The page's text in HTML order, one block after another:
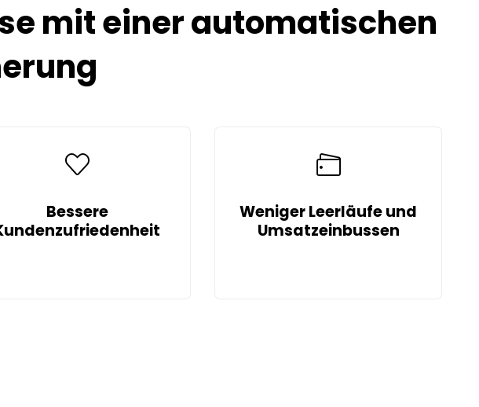
mit einer automatischen
Bessere
Weniger Leerläufe und
Umsatzeinbussen